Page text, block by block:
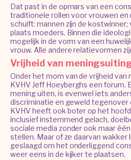
Dat past in de opmars van een
traditionele rollen voor vrouwen en
schuift: mannen zijn de
plaats moeders. Binnen die
mogelijk in de vorm van een
vrouw. Alle andere relatievormen
Vrijheid van
Onder het mom van de vrijheid
KVHV Jeff Hoeyberghs een forum.
mening uiten, is evenwel iets
discriminatie en geweld tegenover
KVHV heeft ook boter op het
inclusief instemmend gelach,
sociale media zonder ook maar
stellen. Maar of ze daarvan wakker
geslaagd om het onderliggend
weer eens in de kijker te plaatsen.